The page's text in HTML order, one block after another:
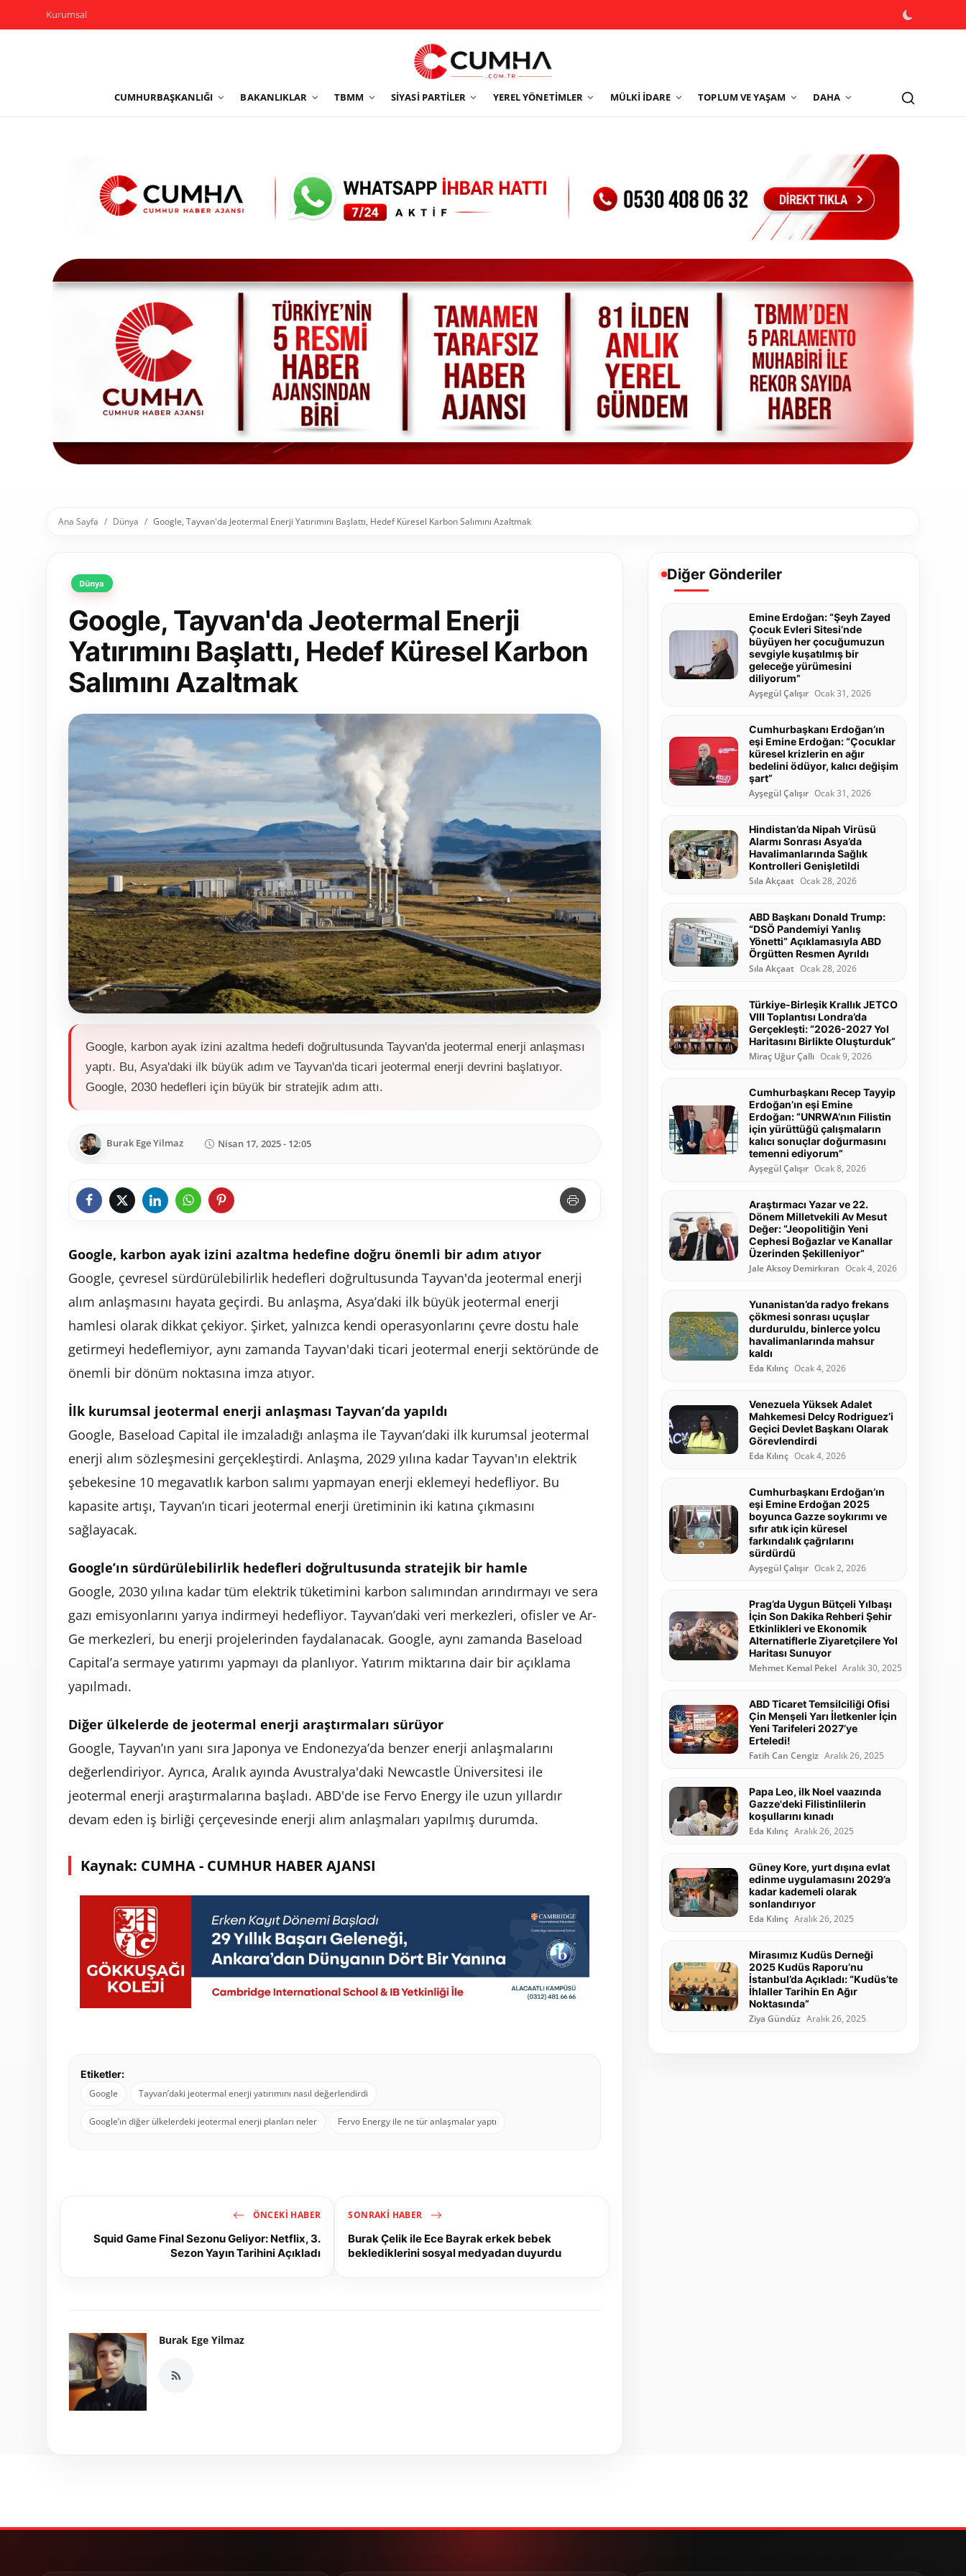
Kurumsal
CUMHURBAŞKANLIĞI BAKANLIKLAR TBMM SIYASI PARTILER YEREL YÖNETIMLER MÜLKI İDARE TOPLUM VE YAŞAM DAHA
Yerel Yönetimler
Sivil Toplum Kuruluşları
Kamu Kurumları ve Üst Kurullar
Resmi Reklamlar
Ana Sayfa Dünya Google, Tayvan'da Jeotermal Enerji Yatırımını Başlattı, Hedef Küresel Karbon Salımını Azaltmak
Dünya
Google, Tayvan'da Jeotermal Enerji
Yatırımını Başlattı, Hedef Küresel Karbon
Salımını Azaltmak
Google, karbon ayak izini azaltma hedefi doğrultusunda Tayvan'da jeotermal enerji anlaşması
yaptı. Bu, Asya'daki ilk büyük adım ve Tayvan'da ticari jeotermal enerji devrini başlatıyor.
Google, 2030 hedefleri için büyük bir stratejik adım attı.
Burak Ege Yilmaz Nisan 17, 2025 - 12:05
Google, karbon ayak izini azaltma hedefine doğru önemli bir adım atıyor
Google, çevresel sürdürülebilirlik hedefleri doğrultusunda Tayvan'da jeotermal enerji
alım anlaşmasını hayata geçirdi. Bu anlaşma, Asya’daki ilk büyük jeotermal enerji
hamlesi olarak dikkat çekiyor. Şirket, yalnızca kendi operasyonlarını çevre dostu hale
getirmeyi hedeflemiyor, aynı zamanda Tayvan'daki ticari jeotermal enerji sektöründe de
önemli bir dönüm noktasına imza atıyor.
İlk kurumsal jeotermal enerji anlaşması Tayvan’da yapıldı
Google, Baseload Capital ile imzaladığı anlaşma ile Tayvan’daki ilk kurumsal jeotermal
enerji alım sözleşmesini gerçekleştirdi. Anlaşma, 2029 yılına kadar Tayvan'ın elektrik
şebekesine 10 megavatlık karbon salımı yapmayan enerji eklemeyi hedefliyor. Bu
kapasite artışı, Tayvan’ın ticari jeotermal enerji üretiminin iki katına çıkmasını
sağlayacak.
Google’ın sürdürülebilirlik hedefleri doğrultusunda stratejik bir hamle
Google, 2030 yılına kadar tüm elektrik tüketimini karbon salımından arındırmayı ve sera
gazı emisyonlarını yarıya indirmeyi hedefliyor. Tayvan’daki veri merkezleri, ofisler ve Ar-
Ge merkezleri, bu enerji projelerinden faydalanacak. Google, aynı zamanda Baseload
Capital’a sermaye yatırımı yapmayı da planlıyor. Yatırım miktarına dair bir açıklama
yapılmadı.
Diğer ülkelerde de jeotermal enerji araştırmaları sürüyor
Google, Tayvan’ın yanı sıra Japonya ve Endonezya’da benzer enerji anlaşmalarını
değerlendiriyor. Ayrıca, Aralık ayında Avustralya'daki Newcastle Üniversitesi ile
jeotermal enerji araştırmalarına başladı. ABD'de ise Fervo Energy ile uzun yıllardır
devam eden iş birliği çerçevesinde enerji alım anlaşmaları yapılmış durumda.
Kaynak: CUMHA - CUMHUR HABER AJANSI
Etiketler:
Google
Tayvan’daki jeotermal enerji yatırımını nasıl değerlendirdi
Google’ın diğer ülkelerdeki jeotermal enerji planları neler Fervo Energy ile ne tür anlaşmalar yaptı
ÖNCEKI HABER
Squid Game Final Sezonu Geliyor: Netflix, 3.
Sezon Yayın Tarihini Açıkladı
SONRAKI HABER
Burak Çelik ile Ece Bayrak erkek bebek
beklediklerini sosyal medyadan duyurdu
Burak Ege Yilmaz
Diğer Gönderiler
Emine Erdoğan: “Şeyh Zayed
Çocuk Evleri Sitesi’nde
büyüyen her çocuğumuzun
sevgiyle kuşatılmış bir
geleceğe yürümesini
diliyorum”
Ayşegül Çalışır Ocak 31, 2026
Cumhurbaşkanı Erdoğan’ın
eşi Emine Erdoğan: “Çocuklar
küresel krizlerin en ağır
bedelini ödüyor, kalıcı değişim
şart”
Ayşegül Çalışır Ocak 31, 2026
Hindistan’da Nipah Virüsü
Alarmı Sonrası Asya’da
Havalimanlarında Sağlık
Kontrolleri Genişletildi
Sıla Akçaat Ocak 28, 2026
ABD Başkanı Donald Trump:
“DSÖ Pandemiyi Yanlış
Yönetti” Açıklamasıyla ABD
Örgütten Resmen Ayrıldı
Sıla Akçaat Ocak 28, 2026
Türkiye-Birleşik Krallık JETCO
VIII Toplantısı Londra’da
Gerçekleşti: “2026-2027 Yol
Haritasını Birlikte Oluşturduk”
Miraç Uğur Çallı Ocak 9, 2026
Cumhurbaşkanı Recep Tayyip
Erdoğan’ın eşi Emine
Erdoğan: “UNRWA’nın Filistin
için yürüttüğü çalışmaların
kalıcı sonuçlar doğurmasını
temenni ediyorum”
Ayşegül Çalışır Ocak 8, 2026
Araştırmacı Yazar ve 22.
Dönem Milletvekili Av Mesut
Değer: “Jeopolitiğin Yeni
Cephesi Boğazlar ve Kanallar
Üzerinden Şekilleniyor”
Jale Aksoy Demirkıran Ocak 4, 2026
Yunanistan’da radyo frekans
çökmesi sonrası uçuşlar
durduruldu, binlerce yolcu
havalimanlarında mahsur
kaldı
Eda Kılınç Ocak 4, 2026
Venezuela Yüksek Adalet
Mahkemesi Delcy Rodriguez’i
Geçici Devlet Başkanı Olarak
Görevlendirdi
Eda Kılınç Ocak 4, 2026
Cumhurbaşkanı Erdoğan’ın
eşi Emine Erdoğan 2025
boyunca Gazze soykırımı ve
sıfır atık için küresel
farkındalık çağrılarını
sürdürdü
Ayşegül Çalışır Ocak 2, 2026
Prag’da Uygun Bütçeli Yılbaşı
İçin Son Dakika Rehberi Şehir
Etkinlikleri ve Ekonomik
Alternatiflerle Ziyaretçilere Yol
Haritası Sunuyor
Mehmet Kemal Pekel Aralık 30, 2025
ABD Ticaret Temsilciliği Ofisi
Çin Menşeli Yarı İletkenler İçin
Yeni Tarifeleri 2027’ye
Erteledi!
Fatih Can Cengiz Aralık 26, 2025
Papa Leo, ilk Noel vaazında
Gazze'deki Filistinlilerin
koşullarını kınadı
Eda Kılınç Aralık 26, 2025
Güney Kore, yurt dışına evlat
edinme uygulamasını 2029’a
kadar kademeli olarak
sonlandırıyor
Eda Kılınç Aralık 26, 2025
Mirasımız Kudüs Derneği
2025 Kudüs Raporu’nu
İstanbul’da Açıkladı: “Kudüs’te
İhlaller Tarihin En Ağır
Noktasında”
Ziya Gündüz Aralık 26, 2025